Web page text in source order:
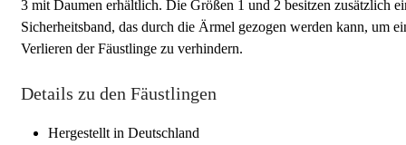
3 mit Daumen erhältlich. Die Größen 1 und 2 besitzen zusätzlich
Sicherheitsband, das durch die Ärmel gezogen werden kann, um
Verlieren der Fäustlinge zu verhindern.
Details zu den Fäustlingen
Hergestellt in Deutschland